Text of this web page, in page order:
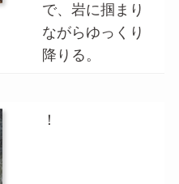
で、岩に掴まり
ながらゆっくり
降りる。
！